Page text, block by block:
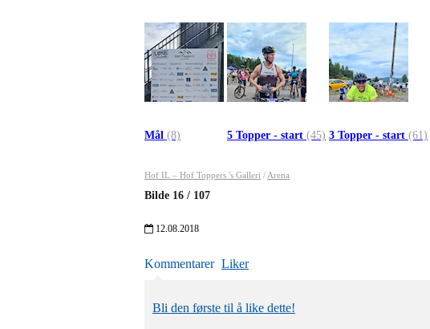
Mål (8) 5 Topper - start (45) 3 Topper - start (61)
Hof IL – Hof Toppers 's Galleri / Arena
Bilde 16 / 107
12.08.2018
Kommentarer Liker
Bli den første til å like dette!